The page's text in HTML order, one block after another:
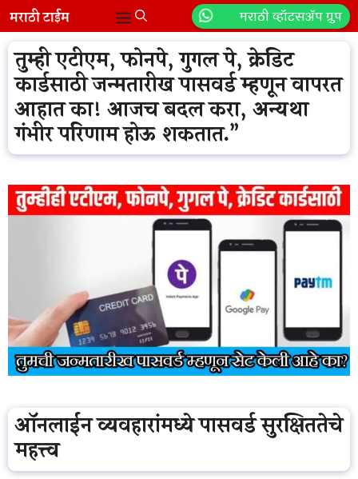
Skip
to
content
मराठी व्हॉटसॲप ग्रुप
Menu
तुम्ही एटीएम, फोनपे, गुगल पे, क्रेडिट
कार्डसाठी जन्मतारीख पासवर्ड म्हणून वापरत
आहात का! आजच बदल करा, अन्यथा
गंभीर परिणाम होऊ शकतात.”
ऑनलाईन व्यवहारांमध्ये पासवर्ड सुरक्षिततेचे
महत्त्व